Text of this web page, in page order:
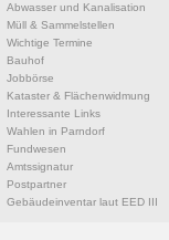
Abwasser und Kanalisation
Müll & Sammelstellen
Wichtige Termine
Bauhof
Jobbörse
Kataster & Flächenwidmung
Interessante Links
Wahlen in Parndorf
Fundwesen
Amtssignatur
Postpartner
Gebäudeinventar laut EED III